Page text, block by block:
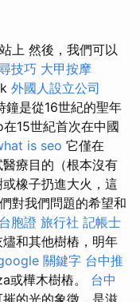
上 然後，我們可以
技巧 大甲按摩
外國人設立公司
鐘是從16世紀的聖年
15世紀首次在中國
is seo 它僅在
療目的（根本沒有
橡子扔進大火，這
對我們問題的希望和
台胞證 旅行社 記帳士
和其他樹樁，明年
關鍵字 台中推
或樺木樹樁。 台中
的光的象徵，是滋